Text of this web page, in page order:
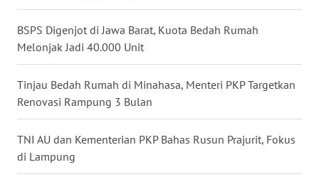
BSPS Digenjot di Jawa Barat, Kuota Bedah Rumah
Melonjak Jadi 40.000 Unit
Tinjau Bedah Rumah di Minahasa, Menteri PKP Targetkan
Renovasi Rampung 3 Bulan
TNI AU dan Kementerian PKP Bahas Rusun Prajurit, Fokus
di Lampung
WN
KALTIM
SULSEL
GORONTALO